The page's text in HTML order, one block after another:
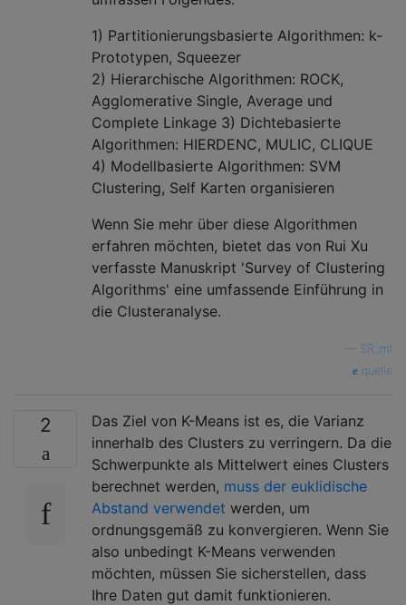
1) Partitionierungsbasierte Algorithmen: k-
Prototypen, Squeezer
2) Hierarchische Algorithmen: ROCK,
Agglomerative Single, Average und
Complete Linkage 3) Dichtebasierte
Algorithmen: HIERDENC, MULIC, CLIQUE
4) Modellbasierte Algorithmen: SVM
Clustering, Self Karten organisieren
Wenn Sie mehr über diese Algorithmen
erfahren möchten, bietet das von Rui Xu
verfasste Manuskript 'Survey of Clustering
Algorithms' eine umfassende Einführung in
die Clusteranalyse.
SR_ml
quelle
2
Das Ziel von K-Means ist es, die Varianz
innerhalb des Clusters zu verringern. Da die
Schwerpunkte als Mittelwert eines Clusters
berechnet werden, muss der euklidische
Abstand verwendet werden, um
ordnungsgemäß zu konvergieren. Wenn Sie
also unbedingt K-Means verwenden
möchten, müssen Sie sicherstellen, dass
Ihre Daten gut damit funktionieren.